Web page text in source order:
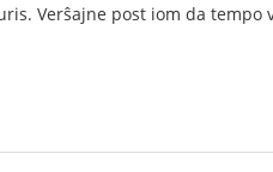
Verŝajne post iom da tempo